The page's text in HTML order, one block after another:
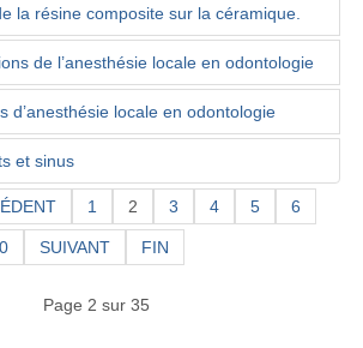
la résine composite sur la céramique.
de l’anesthésie locale en odontologie
d’anesthésie locale en odontologie
et sinus
1 2 3 4 5 6
SUIVANT FIN
Page 2 sur 35